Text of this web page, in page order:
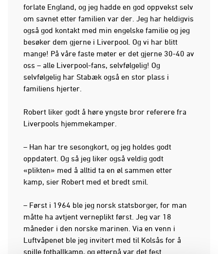
forlate England, og jeg hadde en god oppvekst selv
om savnet etter familien var der. Jeg har heldigvis
også god kontakt med min engelske familie og jeg
besøker dem gjerne i Liverpool. Og vi har blitt
mange! På våre faste møter er det gjerne 30-40 av
oss – alle Liverpool-fans, selvfølgelig! Og
selvfølgelig har Stabæk også en stor plass i
familiens hjerter.
Robert liker godt å høre yngste bror referere fra
Liverpools hjemmekamper.
– Han har tre sesongkort, og jeg holdes godt
oppdatert. Og så jeg liker også veldig godt
«plikten» med å alltid ta en øl sammen etter
kamp, sier Robert med et bredt smil.
– Først i 1964 ble jeg norsk statsborger, for man
måtte ha avtjent verneplikt først. Jeg var 18
måneder i den norske marinen. Via en venn i
Luftvåpenet ble jeg invitert med til Kolsås for å
spille fotballkamp, og etterpå var det fest.